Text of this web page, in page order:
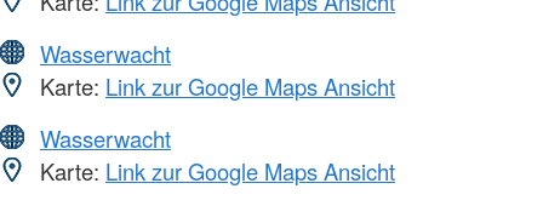
Wasserwacht
Karte: Link zur Google Maps Ansicht
Wasserwacht
Karte: Link zur Google Maps Ansicht